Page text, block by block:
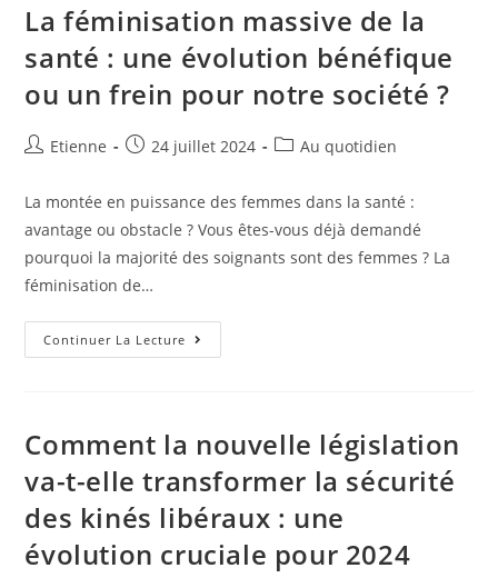
La féminisation massive de la
santé : une évolution bénéfique
ou un frein pour notre société ?
Etienne 24 juillet 2024 Au quotidien
La montée en puissance des femmes dans la santé :
avantage ou obstacle ? Vous êtes-vous déjà demandé
pourquoi la majorité des soignants sont des femmes ? La
féminisation de…
Continuer La Lecture
Comment la nouvelle législation
va-t-elle transformer la sécurité
des kinés libéraux : une
évolution cruciale pour 2024